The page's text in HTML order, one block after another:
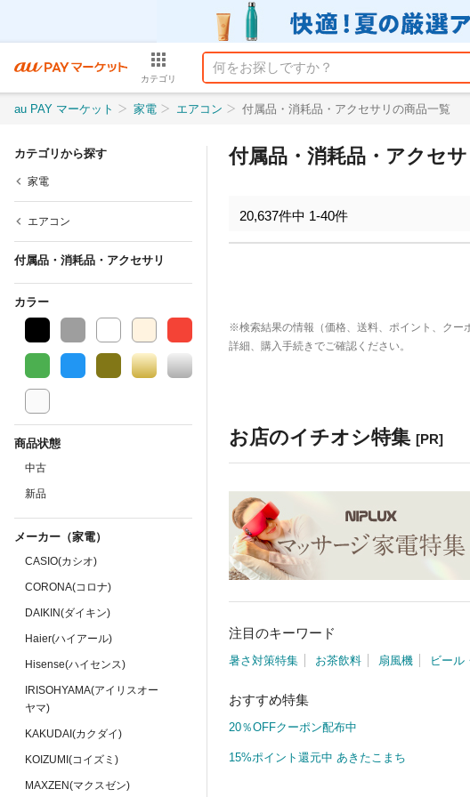
カテゴリ
au PAY マーケット 家電 エアコン 付属品・消耗品・アクセサリの商品一覧
カテゴリから探す
家電
エアコン
付属品・消耗品・アクセサリ
カラー
商品状態
中古
新品
メーカー（家電）
CASIO(カシオ)
CORONA(コロナ)
DAIKIN(ダイキン)
Haier(ハイアール)
Hisense(ハイセンス)
IRISOHYAMA(アイリスオー
ヤマ)
KAKUDAI(カクダイ)
KOIZUMI(コイズミ)
MAXZEN(マクスゼン)
付属品・消耗品・アクセ
20,637件中 1-40件
※検索結果の情報（価格、送料、ポイント、クー
詳細、購入手続きでご確認ください。
お店のイチオシ特集 [PR]
注目のキーワード
暑さ対策特集 お茶飲料 扇風機 ビール
おすすめ特集
20％OFFクーポン配布中
15%ポイント還元中 あきたこまち